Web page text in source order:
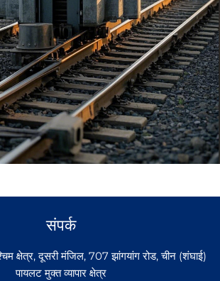
संपर्क
क्षेत्र, दूसरी मंजिल, 707 झांगयांग रोड, चीन (शंघाई)
पायलट मुक्त व्यापार क्षेत्र